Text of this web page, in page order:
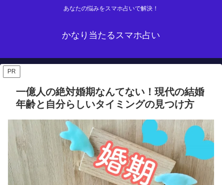
あなたの悩みをスマホ占いで解決！
かなり当たるスマホ占い
PR
一億人の絶対婚期なんてない！現代の結婚
年齢と自分らしいタイミングの見つけ方